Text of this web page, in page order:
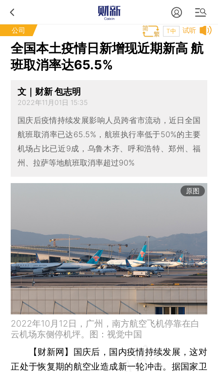
公司 试听
T中
全国本土疫情日新增现近期新高 航
班取消率达65.5%
文｜财新 包志明
2022年11月01日 15:35
国庆后疫情持续发展影响人员跨省市流动，近日全国
航班取消率已达65.5%，航班执行率低于50%的主要
机场占比已近9成，乌鲁木齐、呼和浩特、郑州、福
州、拉萨等地航班取消率超过90%
原图
2022年10月12日，广州，南方航空飞机停靠在白
云机场东侧停机坪。图：视觉中国
【财新网】 国庆后，国内疫情持续发展，这对
正处于恢复期的航空业造成新一轮冲击。据国家卫